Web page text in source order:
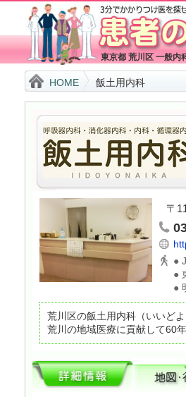
東京都 荒川区 一般内
HOME 飯土用内科
〒
●
●
●
荒川区の飯土用内科（いいどよ
荒川の地域医療に貢献して60